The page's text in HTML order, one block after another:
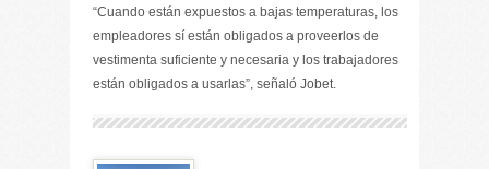
“Cuando están expuestos a bajas temperaturas, los
empleadores sí están obligados a proveerlos de
vestimenta suficiente y necesaria y los trabajadores
están obligados a usarlas”, señaló Jobet.